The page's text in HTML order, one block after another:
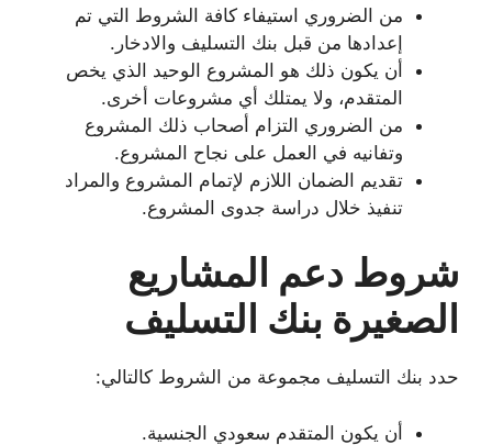
من الضروري استيفاء كافة الشروط التي تم
إعدادها من قبل بنك التسليف والادخار.
أن يكون ذلك هو المشروع الوحيد الذي يخص
المتقدم، ولا يمتلك أي مشروعات أخرى.
من الضروري التزام أصحاب ذلك المشروع
وتفانيه في العمل على نجاح المشروع.
تقديم الضمان اللازم لإتمام المشروع والمراد
تنفيذ خلال دراسة جدوى المشروع.
شروط دعم المشاريع
الصغيرة بنك التسليف
حدد بنك التسليف مجموعة من الشروط كالتالي:
أن يكون المتقدم سعودي الجنسية.